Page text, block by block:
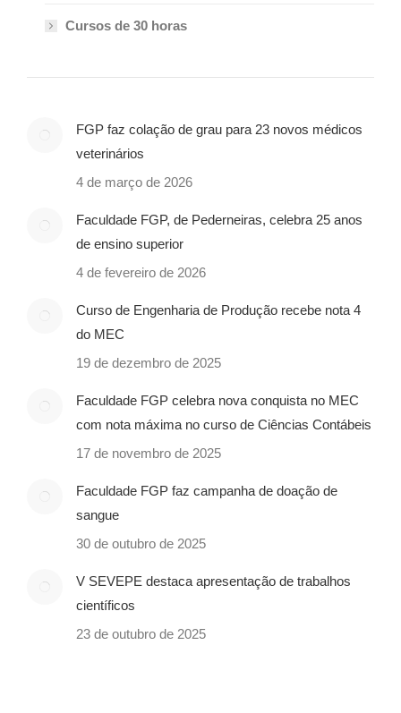
Cursos de 30 horas
FGP faz colação de grau para 23 novos médicos
veterinários
4 de março de 2026
Faculdade FGP, de Pederneiras, celebra 25 anos
de ensino superior
4 de fevereiro de 2026
Curso de Engenharia de Produção recebe nota 4
do MEC
19 de dezembro de 2025
Faculdade FGP celebra nova conquista no MEC
com nota máxima no curso de Ciências Contábeis
17 de novembro de 2025
Faculdade FGP faz campanha de doação de
sangue
30 de outubro de 2025
V SEVEPE destaca apresentação de trabalhos
científicos
23 de outubro de 2025